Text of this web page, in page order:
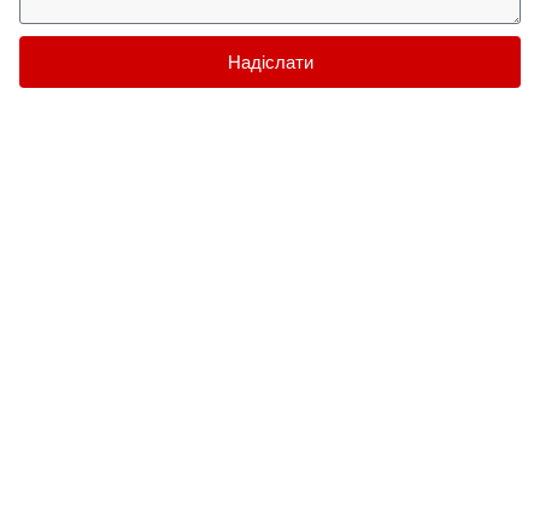
Надіслати